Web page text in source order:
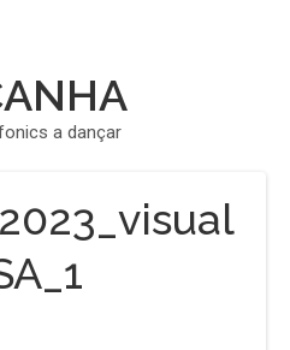
a dançar